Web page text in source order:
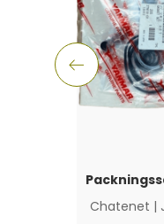
Chatenet |